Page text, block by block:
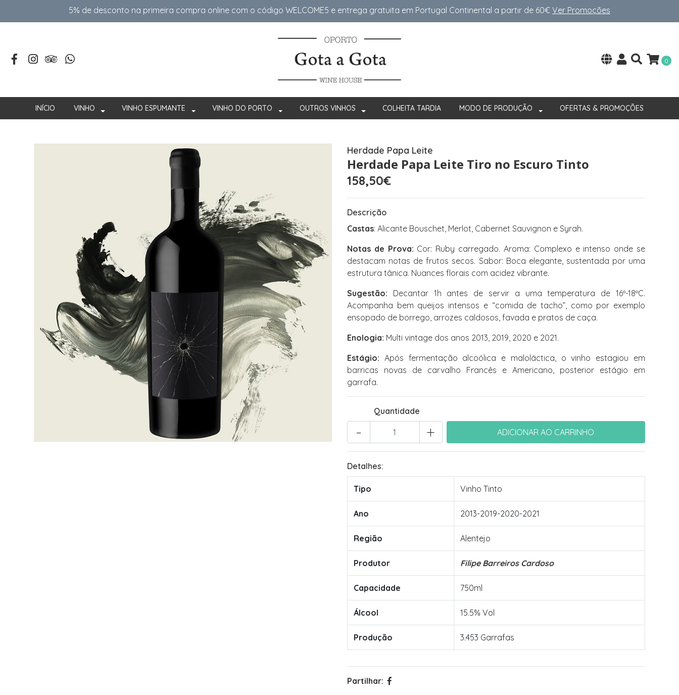
5% de desconto na primeira compra online com o código WELCOME5 e entrega gratuita em Portugal Continental a partir de 60€ Ver Promoções
0
INÍCIO VINHO VINHO ESPUMANTE VINHO DO PORTO OUTROS VINHOS COLHEITA TARDIA MODO DE PRODUÇÃO OFERTAS & PROMOÇÕES
Herdade Papa Leite
Herdade Papa Leite Tiro no Escuro Tinto
158,50€
Descrição
Castas: Alicante Bouschet, Merlot, Cabernet Sauvignon e Syrah.
Notas de Prova: Cor: Ruby carregado. Aroma: Complexo e intenso onde se
destacam notas de frutos secos. Sabor: Boca elegante, sustentada por uma
estrutura tânica. Nuances florais com acidez vibrante.
Sugestão: Decantar 1h antes de servir a uma temperatura de 16º-18ºC.
Acompanha bem queijos intensos e “comida de tacho”, como por exemplo
ensopado de borrego, arrozes caldosos, favada e pratos de caça.
Enologia: Multi vintage dos anos 2013, 2019, 2020 e 2021.
Estágio: Após fermentação alcoólica e maloláctica, o vinho estagiou em
barricas novas de carvalho Francês e Americano, posterior estágio em
garrafa.
Quantidade
+
-
Detalhes:
Tipo Vinho Tinto
Ano 2013-2019-2020-2021
Região Alentejo
Produtor Filipe Barreiros Cardoso
Capacidade 750ml
Álcool 15.5% Vol
Produção 3.453 Garrafas
Partilhar: